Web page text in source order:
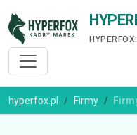
hyperfox.pl Firmy